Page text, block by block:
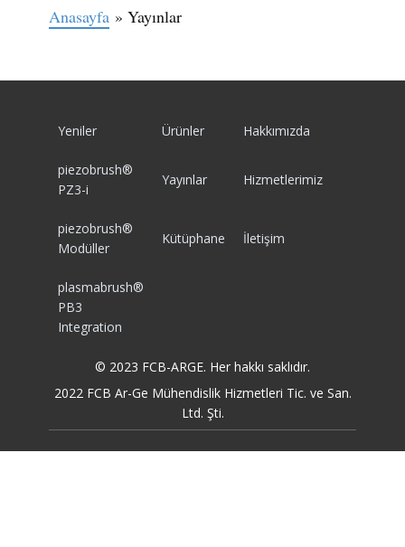
Anasayfa » Yayınlar
Yeniler Ürünler Hakkımızda
piezobrush®
PZ3-i
Yayınlar Hizmetlerimiz
piezobrush®
Modüller
Kütüphane İletişim
plasmabrush®
PB3
Integration
© 2023 FCB-ARGE. Her hakkı saklıdır.
2022 FCB Ar-Ge Mühendislik Hizmetleri Tic. ve San.
Ltd. Şti.